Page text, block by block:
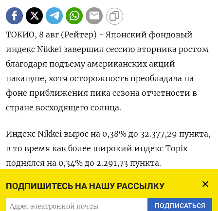
ПОДПИШИТЕСЬ НА НАШУ РАССЫЛКУ
ПОДПИСАТЬСЯ
ТОКИО, 8 авг (Рейтер) - Японский фондовый
индекс Nikkei завершил сессию вторника ростом
благодаря подъему американских акций
накануне, хотя осторожность преобладала на
фоне приближения пика сезона отчетности в
стране восходящего солнца.
Индекс Nikkei вырос на 0,38% до 32.377,29 пункта,
в то время как более широкий индекс Topix
поднялся на 0,34% до 2.291,73 пункта.
Сейчас было бы довольно сложно очень активно
толкать японские акции вверх, учитывая пик